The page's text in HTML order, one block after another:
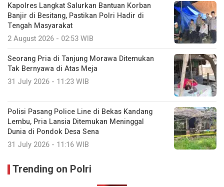
Kapolres Langkat Salurkan Bantuan Korban
Banjir di Besitang, Pastikan Polri Hadir di
Tengah Masyarakat
2 August 2026 - 02:53 WIB
Seorang Pria di Tanjung Morawa Ditemukan
Tak Bernyawa di Atas Meja
31 July 2026 - 11:23 WIB
Polisi Pasang Police Line di Bekas Kandang
Lembu, Pria Lansia Ditemukan Meninggal
Dunia di Pondok Desa Sena
31 July 2026 - 11:16 WIB
Trending on Polri